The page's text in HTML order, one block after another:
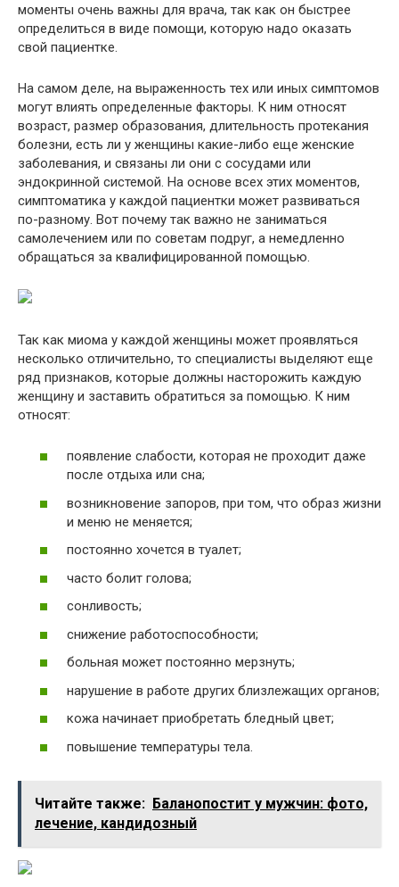
моменты очень важны для врача, так как он быстрее
определиться в виде помощи, которую надо оказать
свой пациентке.
На самом деле, на выраженность тех или иных симптомов
могут влиять определенные факторы. К ним относят
возраст, размер образования, длительность протекания
болезни, есть ли у женщины какие-либо еще женские
заболевания, и связаны ли они с сосудами или
эндокринной системой. На основе всех этих моментов,
симптоматика у каждой пациентки может развиваться
по-разному. Вот почему так важно не заниматься
самолечением или по советам подруг, а немедленно
обращаться за квалифицированной помощью.
Так как миома у каждой женщины может проявляться
несколько отличительно, то специалисты выделяют еще
ряд признаков, которые должны насторожить каждую
женщину и заставить обратиться за помощью. К ним
относят:
появление слабости, которая не проходит даже
после отдыха или сна;
возникновение запоров, при том, что образ жизни
и меню не меняется;
постоянно хочется в туалет;
часто болит голова;
сонливость;
снижение работоспособности;
больная может постоянно мерзнуть;
нарушение в работе других близлежащих органов;
кожа начинает приобретать бледный цвет;
повышение температуры тела.
Читайте также: Баланопостит у мужчин: фото,
лечение, кандидозный